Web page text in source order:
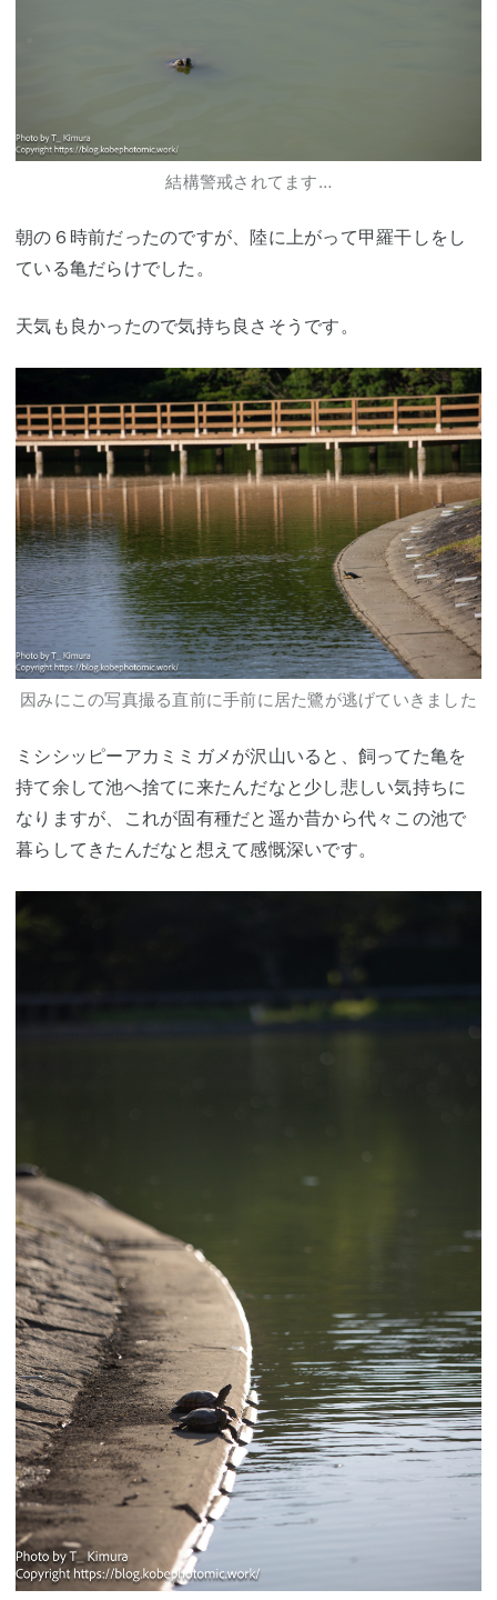
結構警戒されてます…
朝の６時前だったのですが、陸に上がって甲羅干しをし
ている亀だらけでした。
天気も良かったので気持ち良さそうです。
因みにこの写真撮る直前に手前に居た鷺が逃げていきました
ミシシッピーアカミミガメが沢山いると、飼ってた亀を
持て余して池へ捨てに来たんだなと少し悲しい気持ちに
なりますが、これが固有種だと遥か昔から代々この池で
暮らしてきたんだなと想えて感慨深いです。